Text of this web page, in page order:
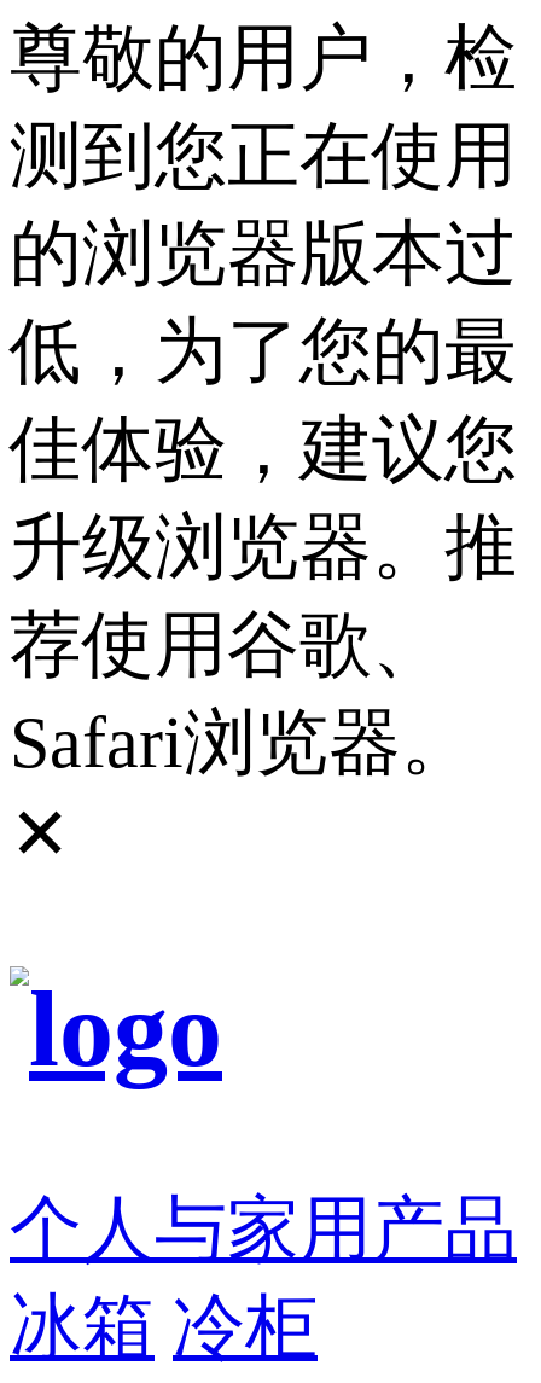
尊敬的用户，检
测到您正在使用
的浏览器版本过
低，为了您的最
佳体验，建议您
升级浏览器。推
荐使用谷歌、
Safari浏览器。
✕
个人与家用产品
冰箱 冷柜